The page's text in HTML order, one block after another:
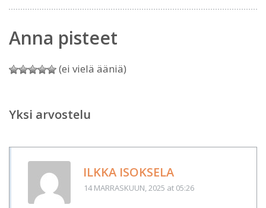
Anna pisteet
(ei vielä ääniä)
Yksi arvostelu
ILKKA ISOKSELA
14 MARRASKUUN, 2025 at 05:26